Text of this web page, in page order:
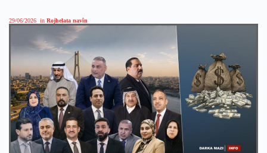
29/06/2026 in Rojhelata navîn